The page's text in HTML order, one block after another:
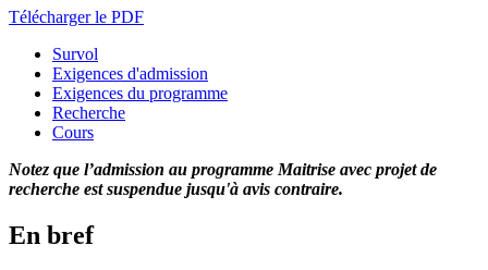
Télécharger le PDF
Survol
Exigences d'admission
Exigences du programme
Recherche
Cours
Notez que l’admission au programme Maitrise avec projet de
recherche est suspendue jusqu'à avis contraire.
En bref